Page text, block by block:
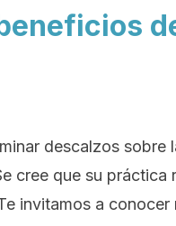
descalzos sobre
cree que su práctica
invitamos a conocer